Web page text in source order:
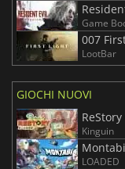
Game
007
LootBar
GIOCHI NUOVI
Kinguin
Montabi
LOADED